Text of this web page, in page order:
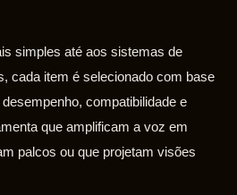
simples até aos sistemas de
cada item é selecionado com base
compatibilidade e
que amplificam a voz em
palcos ou que projetam visões